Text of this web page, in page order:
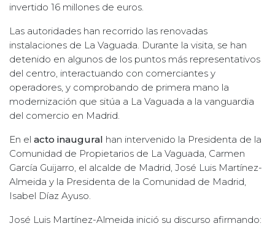
invertido 16 millones de euros.
Las autoridades han recorrido las renovadas
instalaciones de La Vaguada. Durante la visita, se han
detenido en algunos de los puntos más representativos
del centro, interactuando con comerciantes y
operadores, y comprobando de primera mano la
modernización que sitúa a La Vaguada a la vanguardia
del comercio en Madrid.
En el acto inaugural han intervenido la Presidenta de la
Comunidad de Propietarios de La Vaguada, Carmen
García Guijarro, el alcalde de Madrid, José Luis Martínez-
Almeida y la Presidenta de la Comunidad de Madrid,
Isabel Díaz Ayuso.
José Luis Martínez-Almeida inició su discurso afirmando: